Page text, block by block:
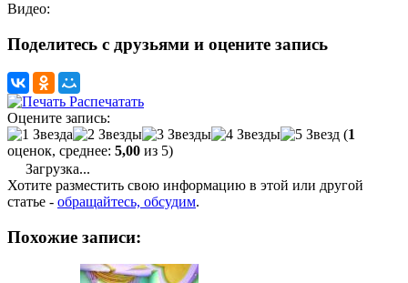
Видео:
Поделитесь с друзьями и оцените запись
Распечатать
Оцените запись:
(1
оценок, среднее: 5,00 из 5)
Загрузка...
Хотите разместить свою информацию в этой или другой
статье - обращайтесь, обсудим.
Похожие записи: